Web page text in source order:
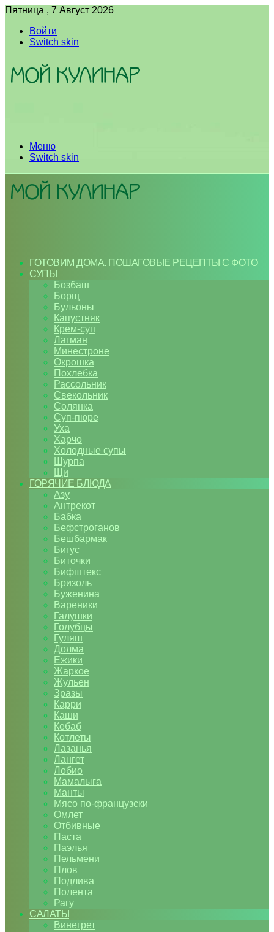
Пятница , 7 Август 2026
Войти
Switch skin
Меню
Switch skin
ГОТОВИМ ДОМА. ПОШАГОВЫЕ РЕЦЕПТЫ С ФОТО
СУПЫ
Бозбаш
Борщ
Бульоны
Капустняк
Крем-суп
Лагман
Минестроне
Окрошка
Похлебка
Рассольник
Свекольник
Солянка
Суп-пюре
Уха
Харчо
Холодные супы
Шурпа
Щи
ГОРЯЧИЕ БЛЮДА
Азу
Антрекот
Бабка
Бефстроганов
Бешбармак
Бигус
Биточки
Бифштекс
Бризоль
Буженина
Вареники
Галушки
Голубцы
Гуляш
Долма
Ежики
Жаркое
Жульен
Зразы
Карри
Каши
Кебаб
Котлеты
Лазанья
Лангет
Лобио
Мамалыга
Манты
Мясо по-французски
Омлет
Отбивные
Паста
Паэлья
Пельмени
Плов
Подлива
Полента
Рагу
САЛАТЫ
Винегрет